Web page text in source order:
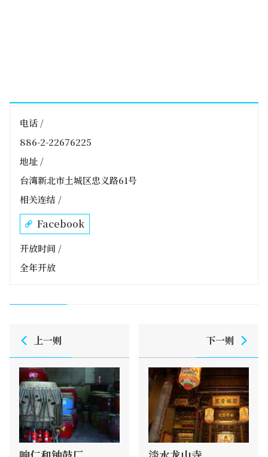
电话 /
886-2-22676225
地址 /
台湾新北市土城区忠义路61号
相关连结 /
Facebook
开放时间 /
全年开放
上一则 下一则